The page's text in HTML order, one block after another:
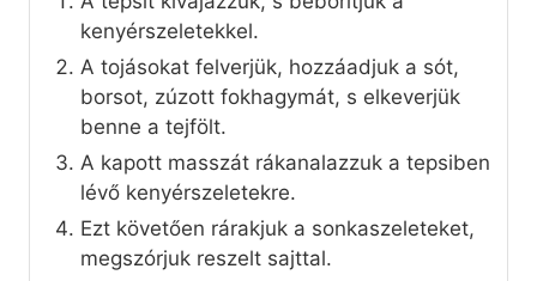
kenyérszeletekkel.
A tojásokat felverjük, hozzáadjuk a sót,
borsot, zúzott fokhagymát, s elkeverjük
benne a tejfölt.
A kapott masszát rákanalazzuk a tepsiben
lévő kenyérszeletekre.
Ezt követően rárakjuk a sonkaszeleteket,
megszórjuk reszelt sajttal.